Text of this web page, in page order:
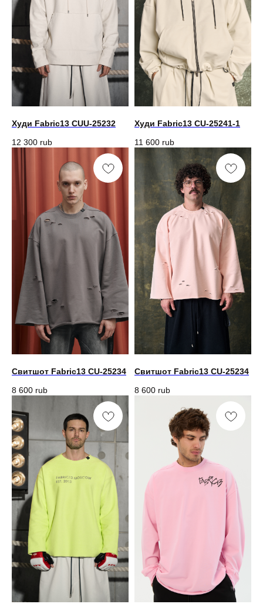
Худи Fabric13 CUU-25232
12 300 rub
Худи Fabric13 CU-25241-1
11 600 rub
Свитшот Fabric13 CU-25234
8 600 rub
Свитшот Fabric13 CU-25234
8 600 rub